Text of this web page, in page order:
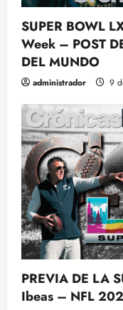
SUPER BOWL
Week – POST
DEL MUNDO
administrador 9
PREVIA DE LA
Ibeas – NFL